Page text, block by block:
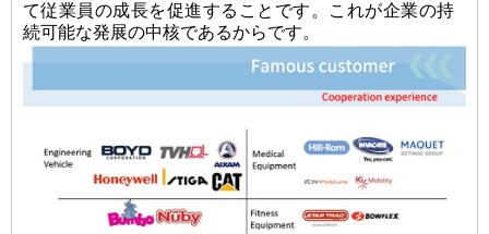
て従業員の成長を促進することです。これが企業の持
続可能な発展の中核であるからです。